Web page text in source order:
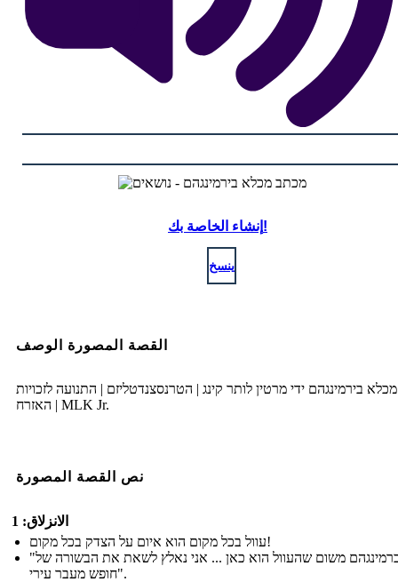
إنشاء الخاصة بك!
ينسخ
القصة المصورة الوصف
בירמינגהם ידי מרטין לותר קינג | הטרנסצנדטליזם | התנועה לזכויות
האזרח | MLK Jr.
نص القصة المصورة
الانزلاق: 1
עוול בכל מקום הוא איום על הצדק בכל מקום!
"אני בברמינגהם משום שהעוול הוא כאן ... אני נאלץ לשאת את הבשורה של
חופש מעבר עירי".